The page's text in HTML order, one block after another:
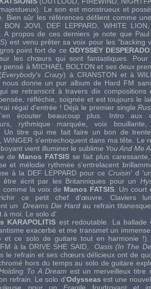
Le son est monstrueux et
Bien sûr les références défilent comme
BON JOVI DEF LEPPARD WHITE LION
. A propos de ces derniers je note que
) est venu prêter sa voix pour les "backing
point fort de ce ODYSSEY DESPERADO
les chœurs qui sont fantastiques.
pensé à MICHAEL BOLTON et ses deux
Everybody's Crazy) à CRANSTON et à
nous donne un pur album de Hard FM
se retranscrit à travers dix compositions
réfléchie, soignée et est toujours le
régal d'entrée ! Déjà le premier single
écouter beaucoup plus. Intro aux
rythmique marquée, voix
Un titre qui me fait faire un bon de
,WINGER s'entrechoquent dans ma tête. Le
vient illuminer le sublime You And Me
de Manos FATSIS se fait plus
et mélodie rythmée s'entrelacent
à la DEF LEPPARD pour ce Cruisin' d
être écrit par les Britanniques pour un
comme la voix de Manos FATSIS . Un
ce petit chef d’œuvre. Claviers
un
Dreams Die Hard au refrain
à moi. Le solo d'
KARAPOLITIS est redoutable. La ballade
exacerbé et me transmet un
et ce solo de guitare tout en harmonie
à la DRIVE SHE SAID, Oasis (In The
le refrain et ses chœurs délicieux ont de
hors du temps au solo de guitare
To A Dream est un merveilleux titre
refrain. Le solo d'Odysseas est une